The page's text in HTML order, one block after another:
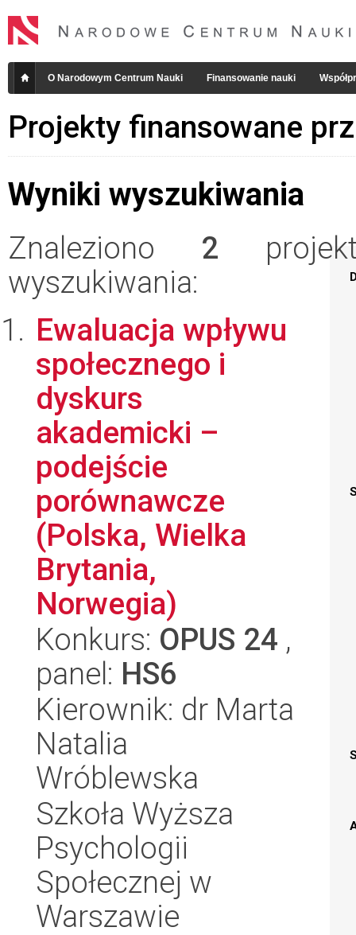
O Narodowym Centrum Nauki Finansowanie nauki
Projekty finansowane
Wyniki wyszukiwania
Znaleziono 2
wyszukiwania:
Ewaluacja wpływu
społecznego i
dyskurs
akademicki –
podejście
porównawcze
(Polska, Wielka
Brytania,
Norwegia)
Konkurs: OPUS 24 ,
panel: HS6
Kierownik: dr Marta
Natalia
Wróblewska
Szkoła Wyższa
Psychologii
Społecznej w
Warszawie